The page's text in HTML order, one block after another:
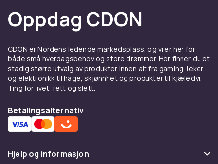
Kjøp balkongbord hos CDON
Hos CDON finner du balkongbord i kompakte
Velg riktig balkongstol
Et balkongbord fungerer best med matchende
balkongstolar. Hillerstorp
komplette balkongpakker.
Hos CDON finner du balkongbord til
konkurransedyktige priser med rask levering.
Balkongbord fra CDON
Oppdag CDON
CDON er Nordens ledende markedsplass, og vi er her for
både små hverdagsbehov og store drømmer. Her finner du et
stadig større utvalg av produkter innen alt fra gaming, leker
og elektronikk til hage, skjønnhet og produkter til kjæledyr.
Ting for livet, rett og slett.
Betalingsalternativ
Hjelp og informasjon